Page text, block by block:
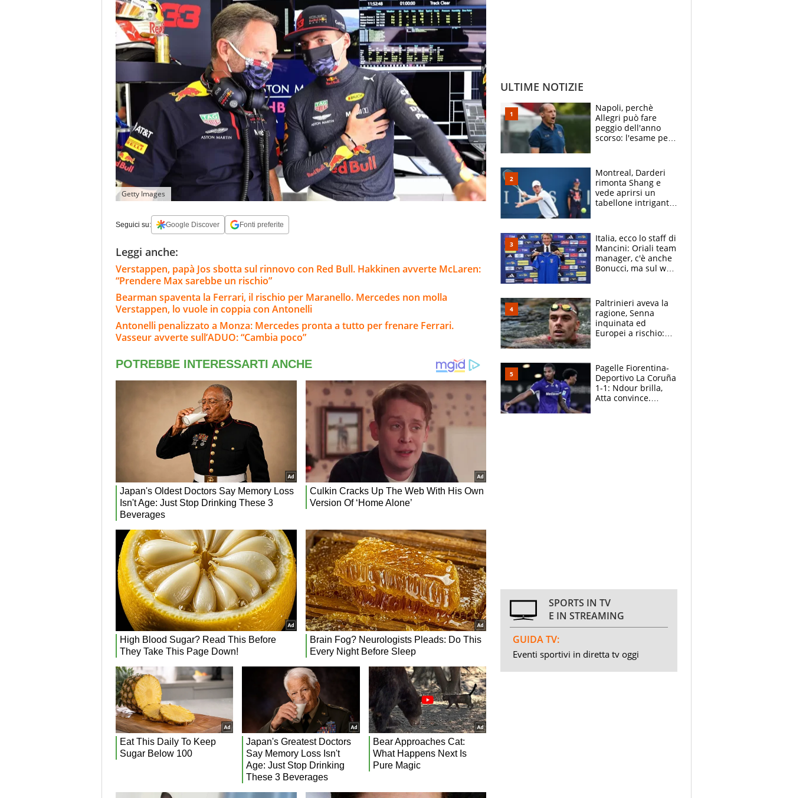
Getty Images
Seguici su: Google Discover Fonti preferite
Leggi anche:
Verstappen, papà Jos sbotta sul rinnovo con Red Bull. Hakkinen avverte McLaren:
“Prendere Max sarebbe un rischio”
Bearman spaventa la Ferrari, il rischio per Maranello. Mercedes non molla
Verstappen, lo vuole in coppia con Antonelli
Antonelli penalizzato a Monza: Mercedes pronta a tutto per frenare Ferrari.
Vasseur avverte sull’ADUO: “Cambia poco”
ULTIME NOTIZIE
Napoli, perchè
Allegri può fare
peggio dell'anno
scorso: l'esame per
Monopoly
Montreal, Darderi
rimonta Shang e
vede aprirsi un
tabellone intrigante:
felice del mio livello"
Italia, ecco lo staff di
Mancini: Oriali team
manager, c'è anche
Bonucci, ma sul web
Paltrinieri aveva la
ragione, Senna
inquinata ed
Europei a rischio:
adesso
Pagelle Fiorentina-
Deportivo La Coruña
1-1: Ndour brilla,
Atta convince.
SPORTS IN TV
E IN STREAMING
GUIDA TV:
Eventi sportivi in diretta tv oggi